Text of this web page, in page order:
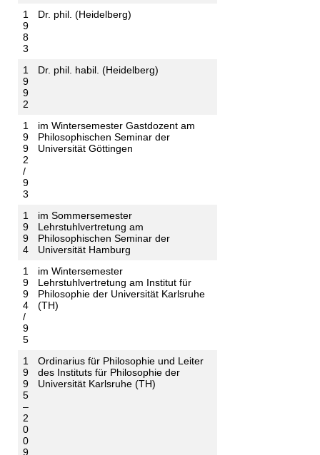
1
9
8
3
Dr. phil. (Heidelberg)
1
9
9
2
Dr. phil. habil. (Heidelberg)
1
9
9
2
/
9
3
im Wintersemester Gastdozent am
Philosophischen Seminar der
Universität Göttingen
1
9
9
4
im Sommersemester
Lehrstuhlvertretung am
Philosophischen Seminar der
Universität Hamburg
1
9
9
4
/
9
5
im Wintersemester
Lehrstuhlvertretung am Institut für
Philosophie der Universität Karlsruhe
(TH)
1
9
9
5
–
2
0
0
9
Ordinarius für Philosophie und Leiter
des Instituts für Philosophie der
Universität Karlsruhe (TH)